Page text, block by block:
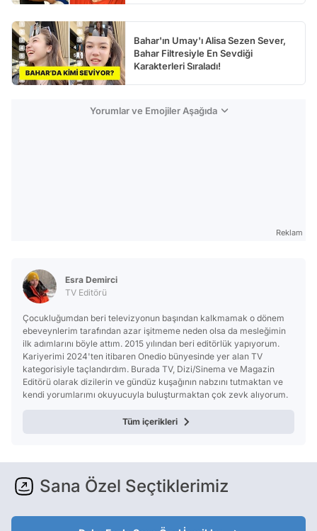
Bahar'ın Umay'ı Alisa Sezen Sever,
Bahar Filtresiyle En Sevdiği
Karakterleri Sıraladı!
Yorumlar ve Emojiler Aşağıda
Reklam
Esra Demirci
TV Editörü
Çocukluğumdan beri televizyonun başından kalkmamak o dönem
ebeveynlerim tarafından azar işitmeme neden olsa da mesleğimin
ilk adımlarını böyle attım. 2015 yılından beri editörlük yapıyorum.
Kariyerimi 2024'ten itibaren Onedio bünyesinde yer alan TV
kategorisiyle taçlandırdım. Burada TV, Dizi/Sinema ve Magazin
Editörü olarak dizilerin ve gündüz kuşağının nabzını tutmaktan ve
kendi yorumlarımı okuyucuyla buluşturmaktan çok zevk alıyorum.
Tüm içerikleri
Sana Özel Seçtiklerimiz